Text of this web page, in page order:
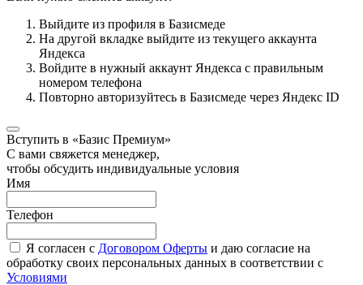
Выйдите из профиля в Базисмеде
На другой вкладке выйдите из текущего аккаунта
Яндекса
Войдите в нужный аккаунт Яндекса с правильным
номером телефона
Повторно авторизуйтесь в Базисмеде через Яндекс ID
Вступить в «Базис Премиум»
С вами свяжется менеджер,
чтобы обсудить индивидуальные условия
Имя
Телефон
Я согласен с Договором Оферты и даю согласие на
обработку своих персональных данных в соответствии с
Условиями